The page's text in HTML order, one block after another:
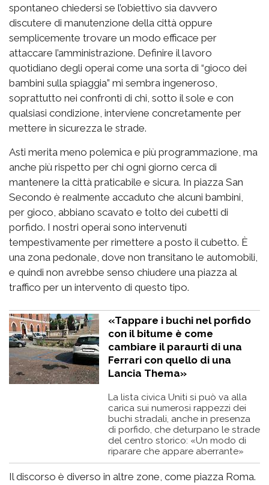
spontaneo chiedersi se l’obiettivo sia davvero
discutere di manutenzione della città oppure
semplicemente trovare un modo efficace per
attaccare l’amministrazione. Definire il lavoro
quotidiano degli operai come una sorta di “gioco dei
bambini sulla spiaggia” mi sembra ingeneroso,
soprattutto nei confronti di chi, sotto il sole e con
qualsiasi condizione, interviene concretamente per
mettere in sicurezza le strade.
Asti merita meno polemica e più programmazione, ma
anche più rispetto per chi ogni giorno cerca di
mantenere la città praticabile e sicura. In piazza San
Secondo è realmente accaduto che alcuni bambini,
per gioco, abbiano scavato e tolto dei cubetti di
porfido. I nostri operai sono intervenuti
tempestivamente per rimettere a posto il cubetto. È
una zona pedonale, dove non transitano le automobili,
e quindi non avrebbe senso chiudere una piazza al
traffico per un intervento di questo tipo.
«Tappare i buchi nel porfido
con il bitume è come
cambiare il paraurti di una
Ferrari con quello di una
Lancia Thema»
La lista civica Uniti si può va alla
carica sui numerosi rappezzi dei
buchi stradali, anche in presenza
di porfido, che deturpano le strade
del centro storico: «Un modo di
riparare che appare aberrante»
Il discorso è diverso in altre zone, come piazza Roma.